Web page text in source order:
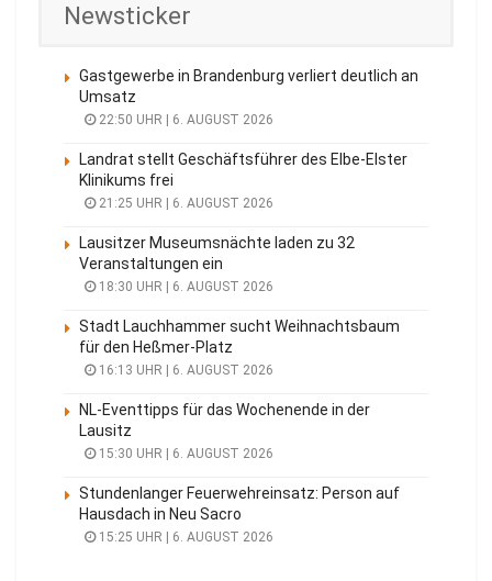
Newsticker
Gastgewerbe in Brandenburg verliert deutlich an
Umsatz
22:50 UHR | 6. AUGUST 2026
Landrat stellt Geschäftsführer des Elbe-Elster
Klinikums frei
21:25 UHR | 6. AUGUST 2026
Lausitzer Museumsnächte laden zu 32
Veranstaltungen ein
18:30 UHR | 6. AUGUST 2026
Stadt Lauchhammer sucht Weihnachtsbaum
für den Heßmer-Platz
16:13 UHR | 6. AUGUST 2026
NL-Eventtipps für das Wochenende in der
Lausitz
15:30 UHR | 6. AUGUST 2026
Stundenlanger Feuerwehreinsatz: Person auf
Hausdach in Neu Sacro
15:25 UHR | 6. AUGUST 2026